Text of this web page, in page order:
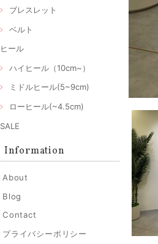
ブレスレット
ベルト
ヒール
ハイヒール（10cm~）
ミドルヒール(5~9cm)
ローヒール(~4.5cm)
SALE
Information
About
Blog
Contact
プライバシーポリシー